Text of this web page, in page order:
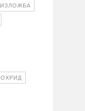
ИЗЛОЖБА
ОХРИД